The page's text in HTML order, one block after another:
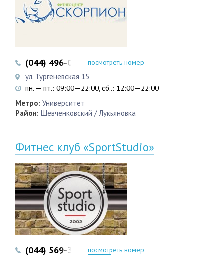
(044) 496-03-51 (044) 496-03-52
посмотреть номер
ул. Тургеневская 15
пн. — пт.: 09:00—22:00, сб..: 12:00—22:00
Метро: Университет
Район: Шевченковский / Лукьяновка
Фитнес клуб «SportStudio»
(044) 569-32-97 (044) 569-32-98
посмотреть номер